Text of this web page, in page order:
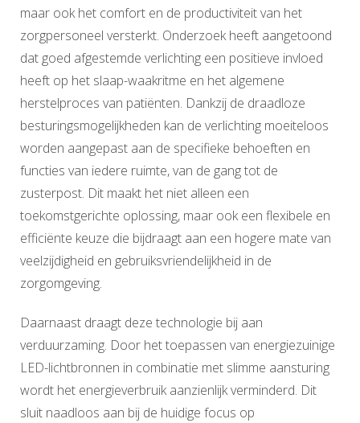
maar ook het comfort en de productiviteit van het
zorgpersoneel versterkt. Onderzoek heeft aangetoond
dat goed afgestemde verlichting een positieve invloed
heeft op het slaap-waakritme en het algemene
herstelproces van patiënten. Dankzij de draadloze
besturingsmogelijkheden kan de verlichting moeiteloos
worden aangepast aan de specifieke behoeften en
functies van iedere ruimte, van de gang tot de
zusterpost. Dit maakt het niet alleen een
toekomstgerichte oplossing, maar ook een flexibele en
efficiënte keuze die bijdraagt aan een hogere mate van
veelzijdigheid en gebruiksvriendelijkheid in de
zorgomgeving.
Daarnaast draagt deze technologie bij aan
verduurzaming. Door het toepassen van energiezuinige
LED-lichtbronnen in combinatie met slimme aansturing
wordt het energieverbruik aanzienlijk verminderd. Dit
sluit naadloos aan bij de huidige focus op